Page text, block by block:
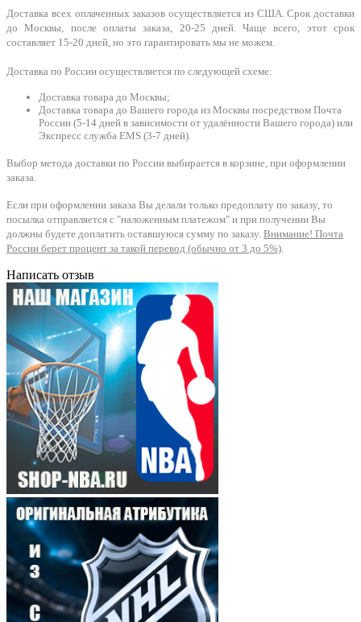
Доставка всех оплаченных заказов осуществляется из США. Срок доставки
до Москвы, после оплаты заказа, 20-25 дней. Чаще всего, этот срок
составляет 15-20 дней, но это гарантировать мы не можем.
Доставка по России осуществляется по следующей схеме:
Доставка товара до Москвы;
Доставка товара до Вашего города из Москвы посредством Почта
России (5-14 дней в зависимости от удалённости Вашего города) или
Экспресс служба EMS (3-7 дней).
Выбор метода доставки по России выбирается в корзине, при оформлении
заказа.
Если при оформлении заказа Вы делали только предоплату по заказу, то
посылка отправляется с "наложенным платежом" и при получении Вы
должны будете доплатить оставшуюся сумму по заказу. Внимание! Почта
России берет процент за такой перевод (обычно от 3 до 5%).
Написать отзыв